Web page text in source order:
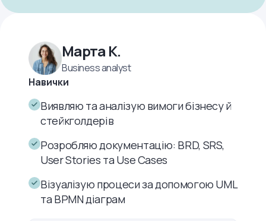
Марта К.
Business analyst
Навички
Виявляю та аналізую вимоги бізнесу й
стейкголдерів
Розробляю документацію: BRD, SRS,
User Stories та Use Cases
Візуалізую процеси за допомогою UML
та BPMN діаграм